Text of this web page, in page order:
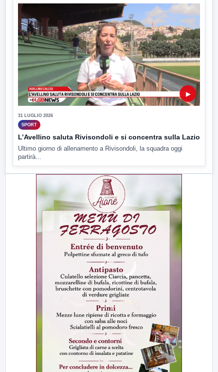
▶
31 LUGLIO 2026
SPORT
L’Avellino saluta Rivisondoli e si concentra sulla Lazio
Ultimo giorno di allenamento a Rivisondoli, la squadra oggi
partirà...